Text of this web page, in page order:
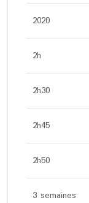
2020
2h
2h30
2h45
2h50
3 semaines